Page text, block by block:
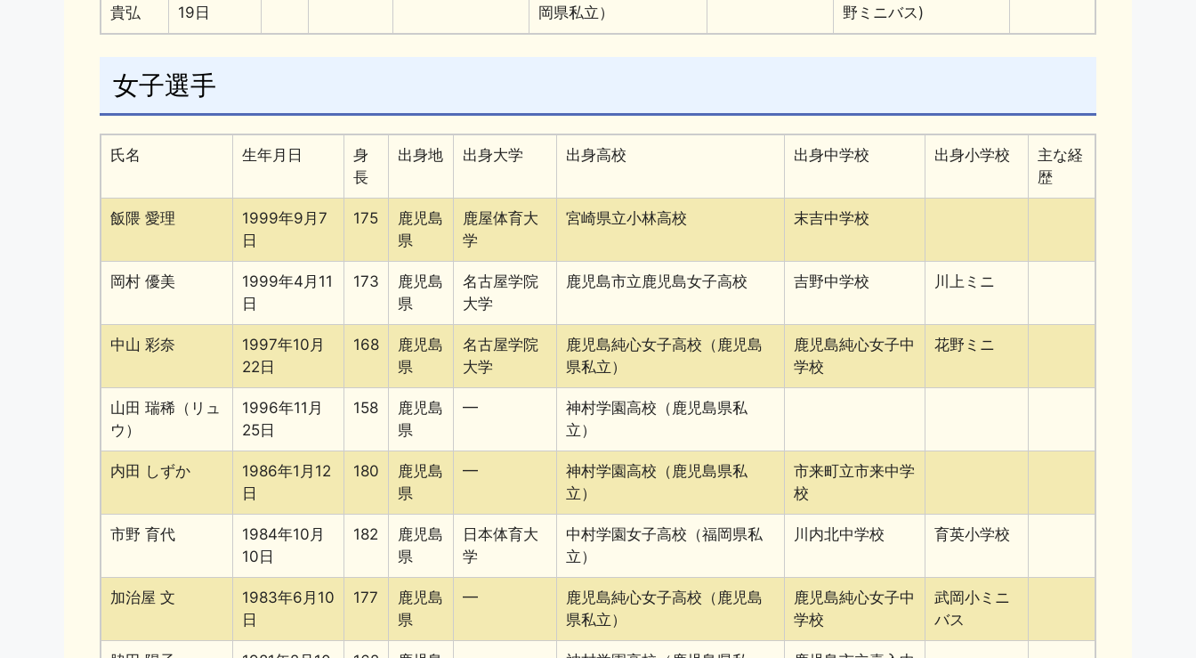
貴弘
19日
岡県私立）
野ミニバス)
女子選手
氏名 生年月日
身
長
出身地 出身大学 出身高校 出身中学校 出身小学校
主な経
歴
飯隈 愛理
1999年9月7
日
175
鹿児島
県
鹿屋体育大
学
宮崎県立小林高校 末吉中学校
岡村 優美
1999年4月11
日
173
鹿児島
県
名古屋学院
大学
鹿児島市立鹿児島女子高校 吉野中学校 川上ミニ
中山 彩奈
1997年10月
22日
168
鹿児島
県
名古屋学院
大学
鹿児島純心女子高校（鹿児島
県私立）
鹿児島純心女子中
学校
花野ミニ
山田 瑞稀（リュ
ウ）
1996年11月
25日
158
鹿児島
県
━
神村学園高校（鹿児島県私
立）
内田 しずか
1986年1月12
日
180
鹿児島
県
━
神村学園高校（鹿児島県私
立）
市来町立市来中学
校
市野 育代
1984年10月
10日
182
鹿児島
県
日本体育大
学
中村学園女子高校（福岡県私
立）
川内北中学校 育英小学校
加治屋 文
1983年6月10
日
177
鹿児島
県
━
鹿児島純心女子高校（鹿児島
県私立）
鹿児島純心女子中
学校
武岡小ミニ
バス